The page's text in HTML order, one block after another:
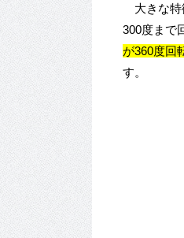
大きな特
300度まで
が360度回
す。